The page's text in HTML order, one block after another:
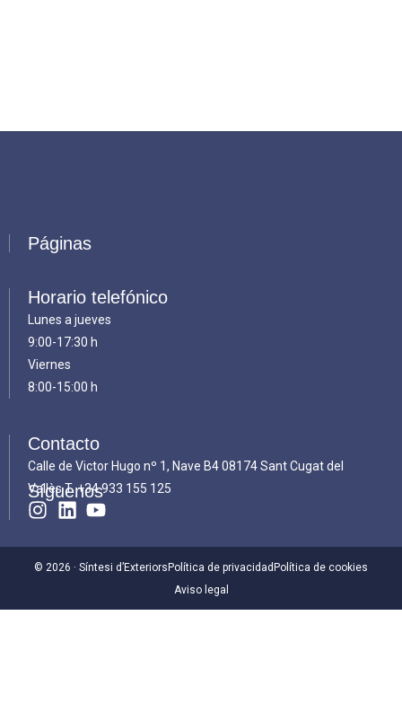
Páginas
Horario telefónico
Lunes a jueves
9:00-17:30 h
Viernes
8:00-15:00 h
Contacto
Calle de Victor Hugo nº 1, Nave B4 08174 Sant Cugat del
Vallès T.+34 933 155 125
Síguenos
© 2026 · Síntesi d’Exteriors Política de privacidad Política de cookies
Aviso legal